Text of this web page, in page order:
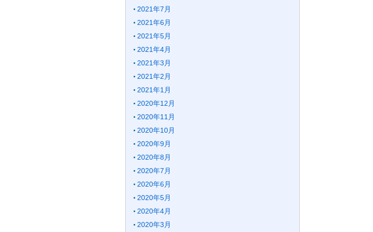
2021年7月
2021年6月
2021年5月
2021年4月
2021年3月
2021年2月
2021年1月
2020年12月
2020年11月
2020年10月
2020年9月
2020年8月
2020年7月
2020年6月
2020年5月
2020年4月
2020年3月